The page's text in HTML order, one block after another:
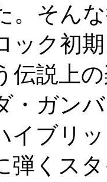
。そん
ック初
伝説上
・ガン
イブリ
弾くス